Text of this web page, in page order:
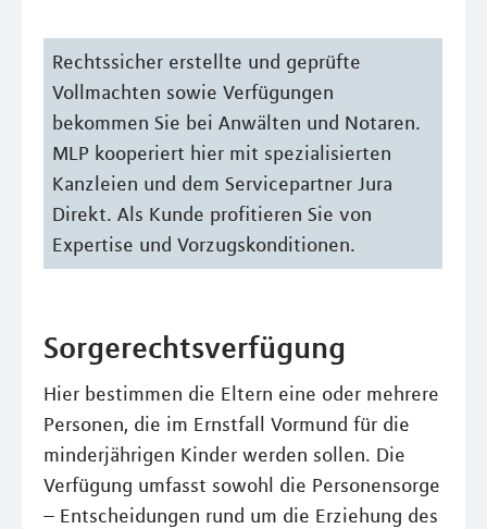
Rechtssicher erstellte und geprüfte
Vollmachten sowie Verfügungen
bekommen Sie bei Anwälten und Notaren.
MLP kooperiert hier mit spezialisierten
Kanzleien und dem Servicepartner Jura
Direkt. Als Kunde profitieren Sie von
Expertise und Vorzugskonditionen.
Sorgerechtsverfügung
Hier bestimmen die Eltern eine oder mehrere
Personen, die im Ernstfall Vormund für die
minderjährigen Kinder werden sollen. Die
Verfügung umfasst sowohl die Personensorge
– Entscheidungen rund um die Erziehung des